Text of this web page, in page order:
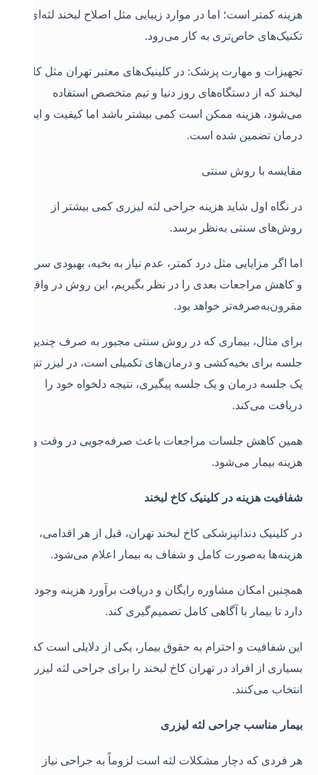
هزینه کمتر است؛ اما در موارد زیبایی مثل اصلاح لبخند لثه‌ای،
تکنیک‌های خاص‌تری به کار می‌رود.
تجهیزات و مهارت پزشک: در کلینیک‌های معتبر تهران مثل کاخ
لبخند که از دستگاه‌های روز دنیا و تیم متخصص استفاده
می‌شود، هزینه ممکن است کمی بیشتر باشد اما کیفیت و ایمنی
درمان تضمین شده است.
مقایسه با روش سنتی
در نگاه اول شاید هزینه جراحی لثه لیزری کمی بیشتر از
روش‌های سنتی به‌نظر برسد.
اما اگر مزایایی مثل درد کمتر، عدم نیاز به بخیه، بهبودی سریع‌تر
و کاهش مراجعات بعدی را در نظر بگیریم، این روش در واقع
مقرون‌به‌صرفه‌تر خواهد بود.
برای مثال، بیماری که در روش سنتی مجبور به صرف چندین
جلسه برای بخیه‌کشی و درمان‌های تکمیلی است، در لیزر تنها با
یک جلسه درمان و یک جلسه پیگیری، نتیجه دلخواه خود را
دریافت می‌کند.
همین کاهش جلسات مراجعات باعث صرفه‌جویی در وقت و
هزینه بیمار می‌شود.
شفافیت هزینه در کلینیک کاخ لبخند
در کلینیک دندانپزشکی کاخ لبخند تهران، قبل از هر اقدامی،
هزینه‌ها به‌صورت کامل و شفاف به بیمار اعلام می‌شود.
همچنین امکان مشاوره رایگان و دریافت برآورد هزینه وجود
دارد تا بیمار با آگاهی کامل تصمیم‌گیری کند.
این شفافیت و احترام به حقوق بیمار، یکی از دلایلی است که
بسیاری از افراد در تهران کاخ لبخند را برای جراحی لثه لیزری
انتخاب می‌کنند.
بیمار مناسب جراحی لثه لیزری
هر فردی که دچار مشکلات لثه است لزوماً به جراحی نیاز